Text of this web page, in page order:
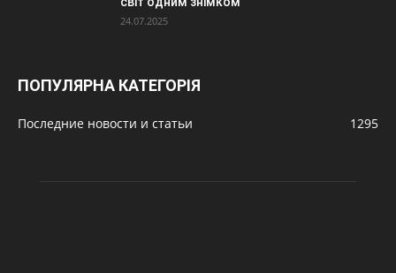
24.07.2025
ПОПУЛЯРНА КАТЕГОРІЯ
Последние новости и статьи 1295